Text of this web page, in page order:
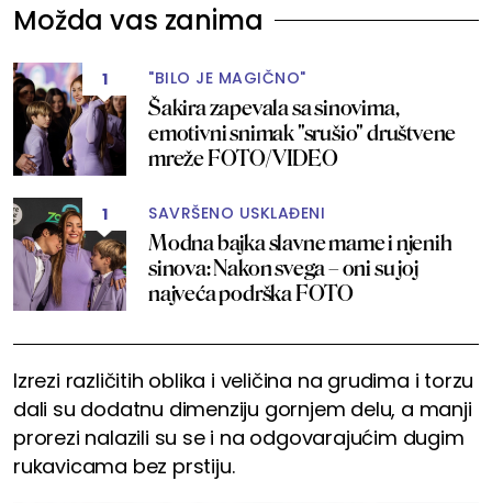
Možda vas zanima
1 "BILO JE MAGIČNO"
Šakira zapevala sa sinovima,
emotivni snimak "srušio" društvene
mreže FOTO/VIDEO
1 SAVRŠENO USKLAĐENI
Modna bajka slavne mame i njenih
sinova: Nakon svega – oni su joj
najveća podrška FOTO
Izrezi različitih oblika i veličina na grudima i torzu
dali su dodatnu dimenziju gornjem delu, a manji
prorezi nalazili su se i na odgovarajućim dugim
rukavicama bez prstiju.